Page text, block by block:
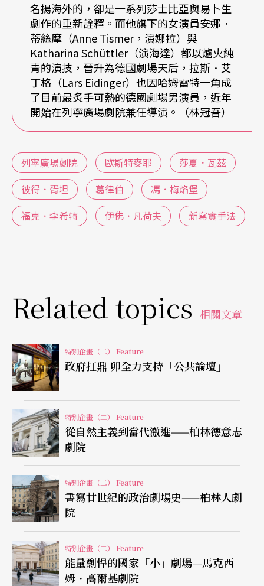
在胥坦的帶領下，劇院進入了黃金時代。與他並駕
齊驅的導演，是後來加入劇院的葛律伯（Klaus Mic
hael Grüber），其震撼整個歐洲劇界的驚人之舉
為：一九七七年根據德國作家赫德林的書信小說
perion製作的「冬之旅」計畫。葛律伯把演出場地
之先河（註4）。而他與胥坦共同推出的「古希臘計
畫」，將希臘悲劇一系列地搬上舞台，從尤里庇德
斯的《巴凱》 Bakchen到愛斯奇勒斯的《奧瑞斯提
亞》Orestie，都造成極大的轟動。當時，為了讓演
藝術上下功夫，恐怕是今日戲劇創作者所望塵莫及
搬新家稱霸劇壇 新總監起死回生
由於，胥坦與葛律伯的作品，實在太受歡迎了，赫
列雪河岸邊的小小劇院老是爆滿，不得不另覓他
處。於是，當初閒置於列寧廣場的世界電影院，便
按照胥坦的意願與想法被改建為劇院。它特殊的地
方在於，捨棄固定舞台與觀眾席的設計，將演出場
地完全置空，如此一來，便可以隨每部戲的需求，
變換搭置不同的舞台與觀眾席，其靈活性與多功能
的現代設備，直到現在，沒有一家德國劇院可以與
之匹敵（註6）。
名揚海外的，卻是一系列莎士比亞與易卜生
劇作的重新詮釋。而他旗下的女演員安娜．
蒂絲摩（Anne Tismer，演娜拉）與
Katharina Schüttler（演海達）都以爐火純
青的演技，晉升為德國劇場天后，拉斯．艾
丁格（Lars Eidinger）也因哈姆雷特一角成
了目前最炙手可熱的德國劇場男演員，近年
開始在列寧廣場劇院兼任導演。（林冠吾）
列寧廣場劇院 歐斯特麥耶
莎夏．瓦茲
彼得．胥坦
葛律伯
馮．梅焰堡
福克．李希特
伊佛．凡荷夫 新寫實手法
Related topics 相關文章
特別企畫（二） Feature
政府扛鼎 卯全力支持「公共論壇」
特別企畫（二） Feature
從自然主義到當代激進——柏林德意志
劇院
特別企畫（二） Feature
書寫廿世紀的政治劇場史——柏林人劇
院
特別企畫（二） Feature
能量剽悍的國家「小」劇場—馬克西
姆．高爾基劇院